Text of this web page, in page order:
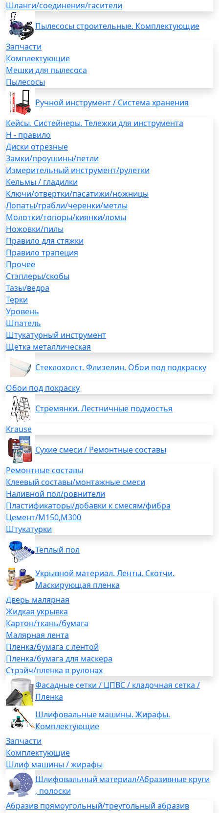
Шланги/соединения/гасители
Пылесосы строительные. Комплектующие
Запчасти
Комплектующие
Мешки для пылесоса
Пылесосы
Ручной инструмент / Система хранения
Кейсы. Систейнеры. Тележки для инструмента
H - правило
Диски отрезные
Замки/проушины/петли
Измерительный инструмент/рулетки
Кельмы / гладилки
Ключи/отвертки/пасатижи/ножницы
Лопаты/грабли/черенки/метлы
Молотки/топоры/киянки/ломы
Ножовки/пилы
Правило для стяжки
Правило трапеция
Прочее
Стэплеры/скобы
Тазы/ведра
Терки
Уровень
Шпатель
Штукатурный инструмент
Щетка металлическая
Стеклохолст. Флизелин. Обои под подкраску
Обои под покраску
Стремянки. Лестничные подмостья
Krause
Сухие смеси / Ремонтные составы
Ремонтные составы
Клеевый составы/монтажные смеси
Наливной пол/ровнители
Пластификаторы/добавки к смесям/фибра
Цемент/М150,М300
Штукатурки
Теплый пол
Укрывной материал. Ленты. Скотчи.
Маскирующая пленка
Дверь малярная
Жидкая укрывка
Картон/ткань/бумага
Малярная лента
Пленка/бумага с лентой
Пленка/бумага для маскера
Стрэйч/пленка в рулонах
Фасадные сетки / ЦПВС / кладочная сетка /
Пленка
Шлифовальные машины. Жирафы.
Комплектующие
Запчасти
Комплектующие
Шлиф машины / жирафы
Шлифовальный материал/Абразивные круги
, полоски
Абразив прямоугольный/треугольный абразив